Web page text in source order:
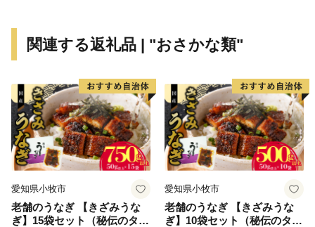
関連する返礼品 | "おさかな類"
愛知県小牧市
老舗のうなぎ 【きざみうな
ぎ】15袋セット（秘伝のタレ
愛知県小牧市
老舗のうなぎ 【きざみうな
ぎ】10袋セット（秘伝のタレ